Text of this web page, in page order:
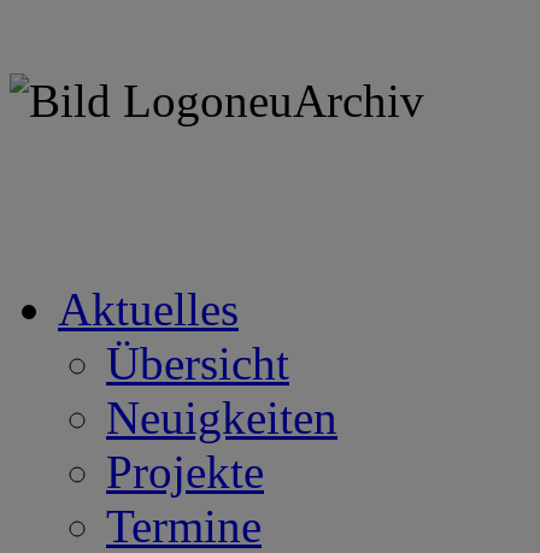
Aktuelles
Übersicht
Neuigkeiten
Projekte
Termine